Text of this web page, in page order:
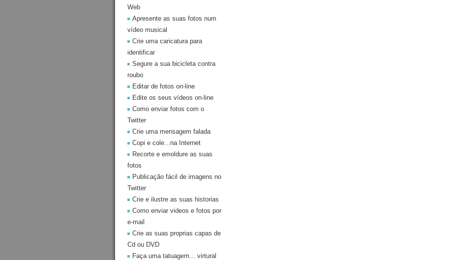
Web
Apresente as suas fotos num
vídeo musical
Crie uma caricatura para
identificar
Segure a sua bicicleta contra
roubo
Editar de fotos on-line
Edite os seus vídeos on-line
Como enviar fotos com o
Twitter
Crie uma mensagem falada
Copi e cole...na Internet
Recorte e emoldure as suas
fotos
Publicação fácil de imagens no
Twitter
Crie e ilustre as suas historias
Como enviar videos e fotos por
e-mail
Crie as suas proprias capas de
Cd ou DVD
Faça uma tatuagem... virtural